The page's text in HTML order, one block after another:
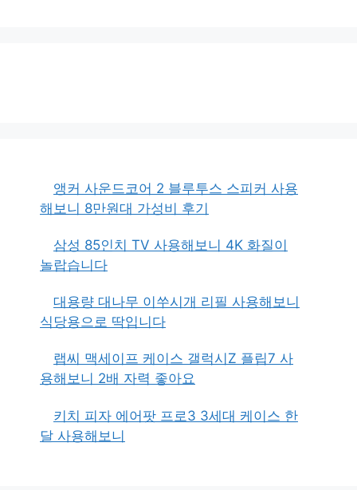
앵커 사운드코어 2 블루투스 스피커 사용
해보니 8만원대 가성비 후기
삼성 85인치 TV 사용해보니 4K 화질이
놀랍습니다
대용량 대나무 이쑤시개 리필 사용해보니
식당용으로 딱입니다
랩씨 맥세이프 케이스 갤럭시Z 플립7 사
용해보니 2배 자력 좋아요
키치 피자 에어팟 프로3 3세대 케이스 한
달 사용해보니